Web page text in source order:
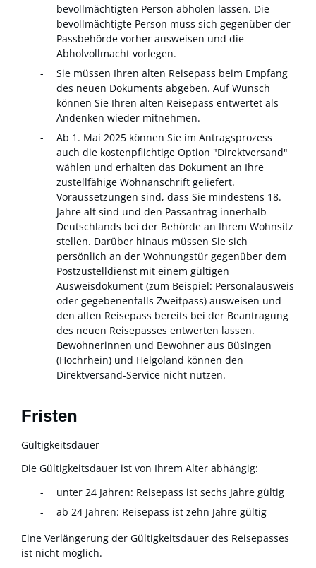
bevollmächtigten Person abholen lassen. Die
bevollmächtigte Person muss sich gegenüber der
Passbehörde vorher ausweisen und die
Abholvollmacht vorlegen.
Sie müssen Ihren alten Reisepass beim Empfang
des neuen Dokuments abgeben. Auf Wunsch
können Sie Ihren alten Reisepass entwertet als
Andenken wieder mitnehmen.
Ab 1. Mai 2025 können Sie im Antragsprozess
auch die kostenpflichtige Option "Direktversand"
wählen und erhalten das Dokument an Ihre
zustellfähige Wohnanschrift geliefert.
Voraussetzungen sind, dass Sie mindestens 18.
Jahre alt sind und den Passantrag innerhalb
Deutschlands bei der Behörde an Ihrem Wohnsitz
stellen. Darüber hinaus müssen Sie sich
persönlich an der Wohnungstür gegenüber dem
Postzustelldienst mit einem gültigen
Ausweisdokument (zum Beispiel: Personalausweis
oder gegebenenfalls Zweitpass) ausweisen und
den alten Reisepass bereits bei der Beantragung
des neuen Reisepasses entwerten lassen.
Bewohnerinnen und Bewohner aus Büsingen
(Hochrhein) und Helgoland können den
Direktversand-Service nicht nutzen.
Fristen
Gültigkeitsdauer
Die Gültigkeitsdauer ist von Ihrem Alter abhängig:
unter 24 Jahren: Reisepass ist sechs Jahre gültig
ab 24 Jahren: Reisepass ist zehn Jahre gültig
Eine Verlängerung der Gültigkeitsdauer des Reisepasses
ist nicht möglich.